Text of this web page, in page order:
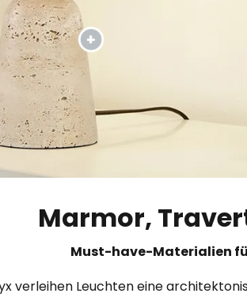
Marmor,
Must-have-Materialien
verleihen Leuchten eine